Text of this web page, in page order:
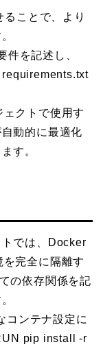
ことで、より
を記述し、
クトで使用す
動的に最適化
す。
では、Docker
完全に隔離す
の依存関係を記
コンテナ設定に
pip install -r